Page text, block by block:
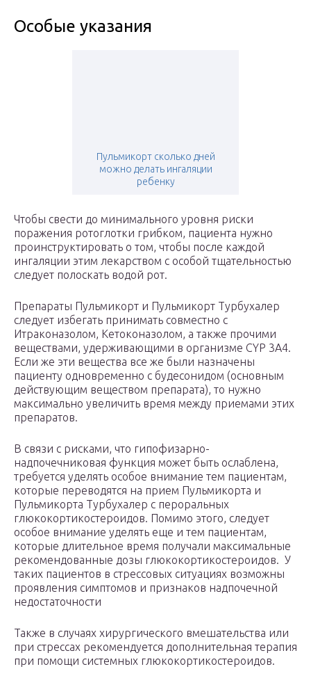
Особые указания
Пульмикорт сколько дней
можно делать ингаляции
ребенку
Чтобы свести до минимального уровня риски
поражения ротоглотки грибком, пациента нужно
проинструктировать о том, чтобы после каждой
ингаляции этим лекарством с особой тщательностью
следует полоскать водой рот.
Препараты Пульмикорт и Пульмикорт Турбухалер
следует избегать принимать совместно с
Итраконазолом, Кетоконазолом, а также прочими
веществами, удерживающими в организме CYP 3A4.
Если же эти вещества все же были назначены
пациенту одновременно с будесонидом (основным
действующим веществом препарата), то нужно
максимально увеличить время между приемами этих
препаратов.
В связи с рисками, что гипофизарно-
надпочечниковая функция может быть ослаблена,
требуется уделять особое внимание тем пациентам,
которые переводятся на прием Пульмикорта и
Пульмикорта Турбухалер с пероральных
глюкокортикостероидов. Помимо этого, следует
особое внимание уделять еще и тем пациентам,
которые длительное время получали максимальные
рекомендованные дозы глюкокортикостероидов. У
таких пациентов в стрессовых ситуациях возможны
проявления симптомов и признаков надпочечной
недостаточности
Также в случаях хирургического вмешательства или
при стрессах рекомендуется дополнительная терапия
при помощи системных глюкокортикостероидов.